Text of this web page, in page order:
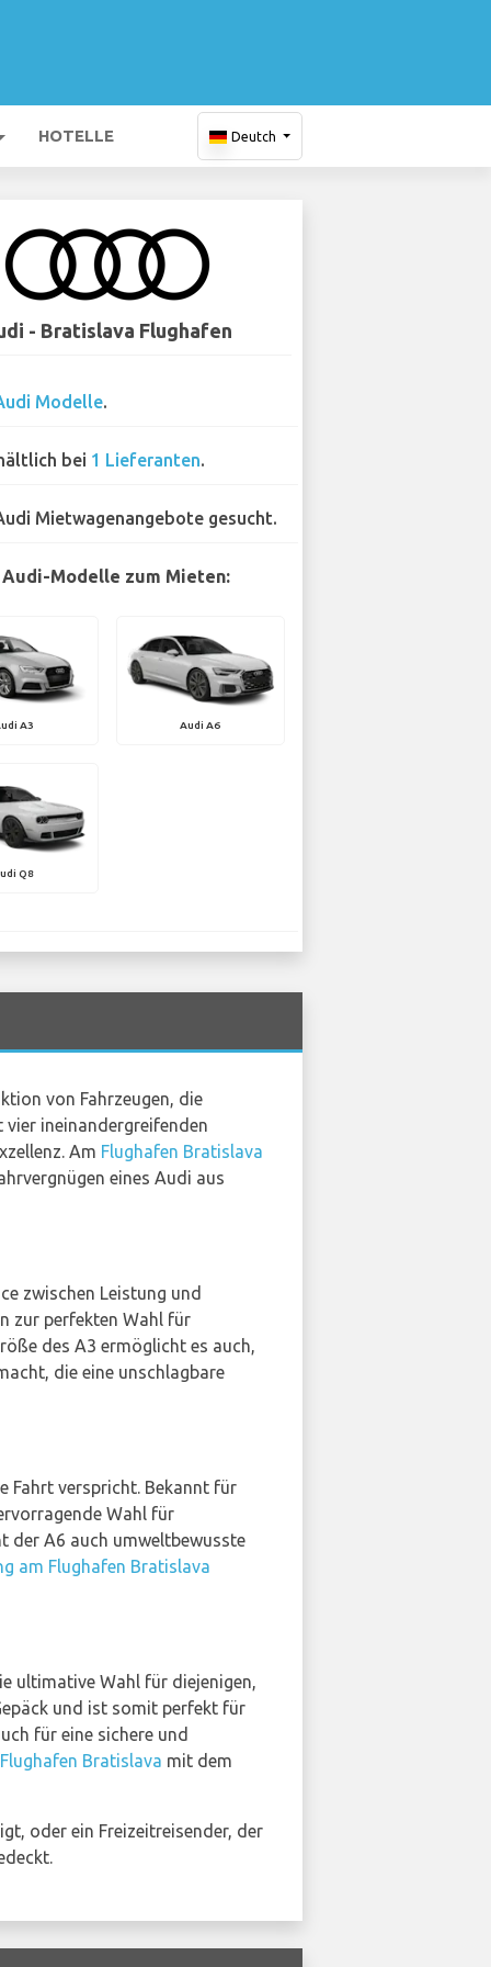
HOTELLE Deutch
- Bratislava Flughafen
Modelle.
bei 1 Lieferanten.
Mietwagenangebote gesucht.
Modelle zum Mieten:
A3 Audi A6
Q8
von Fahrzeugen, die
ineinandergreifenden
Am Flughafen Bratislava
eines Audi aus
zwischen Leistung und
zur perfekten Wahl für
des A3 ermöglicht es auch,
die eine unschlagbare
Fahrt verspricht. Bekannt für
Wahl für
der A6 auch umweltbewusste
am Flughafen Bratislava
ultimative Wahl für diejenigen,
und ist somit perfekt für
für eine sichere und
Bratislava mit dem
oder ein Freizeitreisender, der